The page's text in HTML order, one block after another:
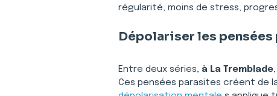
régularité, moins de stress,
Dépolariser les
Entre deux séries, à La Tremblade
Ces pensées parasites créent de